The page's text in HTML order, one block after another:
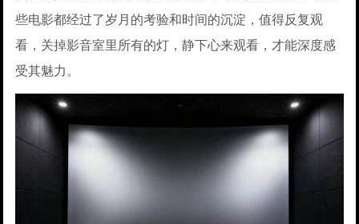
些电影都经过了岁月的考验和时间的沉淀，值得反复观
看，关掉影音室里所有的灯，静下心来观看，才能深度感
受其魅力。